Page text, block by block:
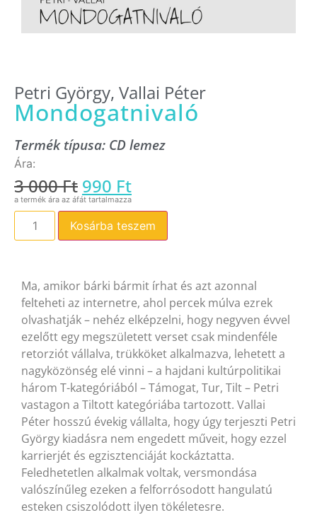
Petri György, Vallai Péter
Mondogatnivaló
Termék típusa: CD lemez
3 000Ft 990 Ft
Kosárba teszem
Ma, amikor bárki bármit írhat és azt azonnal
felteheti az internetre, ahol percek múlva ezrek
olvashatják – nehéz elképzelni, hogy negyven évvel
ezelőtt egy megszületett verset csak mindenféle
retorziót vállalva, trükköket alkalmazva, lehetett a
nagyközönség elé vinni – a hajdani kultúrpolitikai
három T-kategóriából – Támogat, Tur, Tilt – Petri
vastagon a Tiltott kategóriába tartozott. Vallai
Péter hosszú évekig vállalta, hogy úgy terjeszti Petri
György kiadásra nem engedett műveit, hogy ezzel
karrierjét és egzisztenciáját kockáztatta.
Feledhetetlen alkalmak voltak, versmondása
valószínűleg ezeken a felforrósodott hangulatú
esteken csiszolódott ilyen tökéletesre.